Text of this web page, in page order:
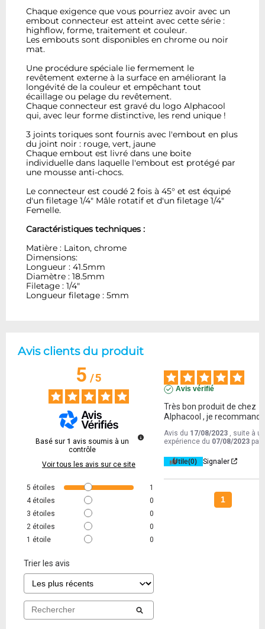
Chaque exigence que vous pourriez avoir avec un
embout connecteur est atteint avec cette série :
highflow, forme, traitement et couleur.
Les embouts sont disponibles en chrome ou noir
mat.
Une procédure spéciale lie fermement le
revêtement externe à la surface en améliorant la
longévité de la couleur et empêchant tout
écaillage ou pelage du revêtement.
Chaque connecteur est gravé du logo Alphacool
qui, avec leur forme distinctive, les rend unique !
3 joints toriques sont fournis avec l'embout en plus
du joint noir : rouge, vert, jaune
Chaque embout est livré dans une boite
individuelle dans laquelle l'embout est protégé par
une mousse anti-chocs.
Le connecteur est coudé 2 fois à 45° et est équipé
d'un filetage 1/4" Mâle rotatif et d'un filetage 1/4"
Femelle.
Caractéristiques techniques :
Matière : Laiton, chrome
Dimensions:
Longueur : 41.5mm
Diamètre : 18.5mm
Filetage : 1/4"
Longueur filetage : 5mm
Avis clients du produit
5/5
Basé sur 1 avis soumis à un
contrôle
Voir tous les avis sur ce site
5 étoiles
1
4 étoiles
0
3 étoiles
0
2 étoiles
0
1 étoile 0
Trier les avis
Avis vérifié
Très bon produit de chez
Alphacool , je
Avis du 17/08/2023
, suite à
expérience du 07/08/2023 par
Utile(0) Signaler
1